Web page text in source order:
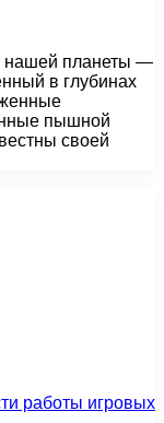
нашей планеты —
в глубинах
пышной
своей
работы игровых